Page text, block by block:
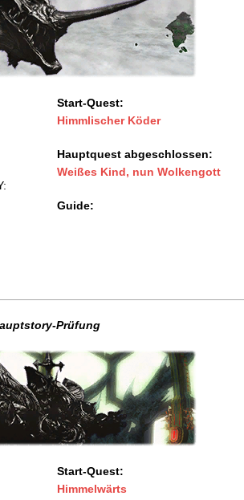
Start-Quest:
Himmlischer Köder
Hauptquest abgeschlossen:
Weißes Kind, nun Wolkengott
Guide:
Prüfung
Start-Quest:
Himmelwärts